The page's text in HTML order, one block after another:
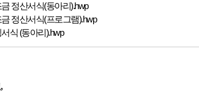
정산서식(동아리).hwp
정산서식(프로그램).hwp
식 (동아리).hwp
,